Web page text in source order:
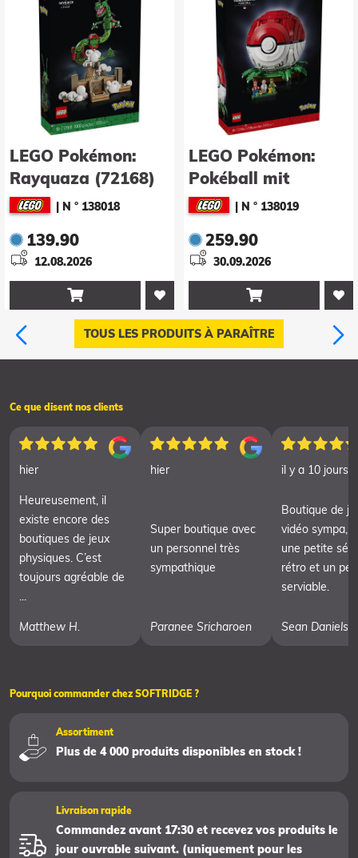
LEGO Pokémon:
Rayquaza (72168)
| N ° 138018
139.90
12.08.2026

LEGO Pokémon:
Pokéball mit
Beeindruckenden
Trainermomenten
(72154)
| N ° 138019
259.90
30.09.2026

TOUS LES PRODUITS À PARAÎTRE
Ce que disent nos clients
hier
Heureusement, il
existe encore des
boutiques de jeux
physiques. C’est
toujours agréable de
...
Matthew H.
hier
Super boutique avec
un personnel très
sympathique
Paranee Sricharoen
il y a 10 jours
Boutique de
vidéo sympa,
une petite
rétro et un
serviable.
Sean Daniels
Pourquoi commander chez SOFTRIDGE ?
Assortiment
Plus de 4 000 produits disponibles en stock !
Livraison rapide
Commandez avant 17:30 et recevez vos produits le
jour ouvrable suivant. (uniquement pour les